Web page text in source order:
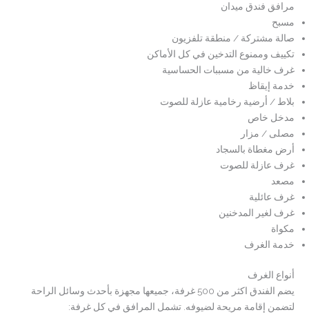
مرافق فندق ميدان
مسبح
صالة مشتركة / منطقة تلفزيون
تكييف وممنوع التدخين في كل الأماكن
غرف خالية من مسببات الحساسية
خدمة إيقاظ
بلاط / أرضية رخامية عازلة للصوت
مدخل خاص
مصلى / مزار
أرض مغطاة بالسجاد
غرف عازلة للصوت
مصعد
غرف عائلية
غرف لغير المدخنين
مكواة
خدمة الغرف
أنواع الغرف
يضم الفندق اكثر من 500 غرفة، جميعها مجهزة بأحدث وسائل الراحة
لتضمن إقامة مريحة لضيوفه. تشمل المرافق في كل غرفة: